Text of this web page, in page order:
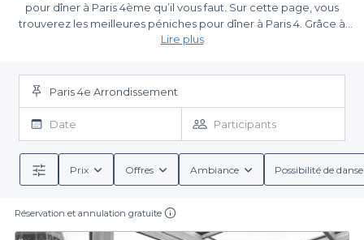
pour dîner à Paris 4ème qu’il vous faut. Sur cette page, vous
trouverez les meilleures péniches pour dîner à Paris 4. Grâce à
liste des meilleures péniches pour dîner à Paris 4ème
prochain événement professionnel en toute décontraction dans
un lieu d’exception. Les établissements que nous avons choisis
dans cetop péniche pour dîner à Paris 4ème arrondissement
(75004)sont des établissements répondant à des critères très
de pouvoir déguster de succulents repas sur une péniche. A quai
ou à flot, les péniches pour dîner à Paris 4 n’attendent plus que
vous pour accueillir votre événement. Et pour encore plus de
disposition.
Lire plus
Paris 4e Arrondissement
Date Participants
Prix Offres Ambiance Possibilité de
Réservation et annulation gratuite